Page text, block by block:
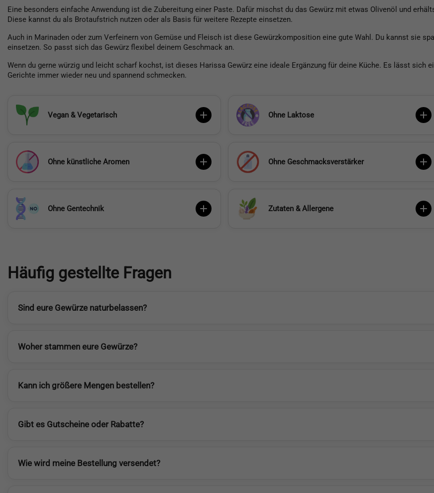
Eine besonders einfache Anwendung ist die Zubereitung einer Paste. Dafür mischst du das Gewürz mit etwas Olivenöl und
Diese kannst du als Brotaufstrich nutzen oder als Basis für weitere Rezepte einsetzen.
Auch in Marinaden oder zum Verfeinern von Gemüse und Fleisch ist diese Gewürzkomposition eine gute Wahl. Du kannst sie
einsetzen. So passt sich das Gewürz flexibel deinem Geschmack an.
Wenn du gerne würzig und leicht scharf kochst, ist dieses Harissa Gewürz eine ideale Ergänzung für deine Küche. Es lässt sich
Gerichte immer wieder neu und spannend schmecken.
Vegan & Vegetarisch Ohne Laktose
Ohne künstliche Aromen Ohne Geschmacksverstärker
Ohne Gentechnik Zutaten & Allergene
Häufig gestellte Fragen
Sind eure Gewürze naturbelassen?
Woher stammen eure Gewürze?
Kann ich größere Mengen bestellen?
Gibt es Gutscheine oder Rabatte?
Wie wird meine Bestellung versendet?